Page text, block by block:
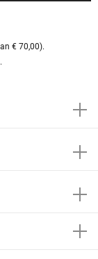
€ 70,00).